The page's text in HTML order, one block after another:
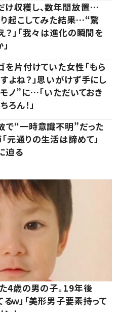
け収穫し、数年間放置…
起こしてみた結果…“驚
？」「我々は進化の瞬間を
片付けていた女性「もら
よね？」思いがけず手にし
ノ”に…「いただいておき
ろん！」
で“一時意識不明”だった
元通りの生活は諦めて」
迫る
4歳の男の子。19年後
ｗ」「美形男子要素持って